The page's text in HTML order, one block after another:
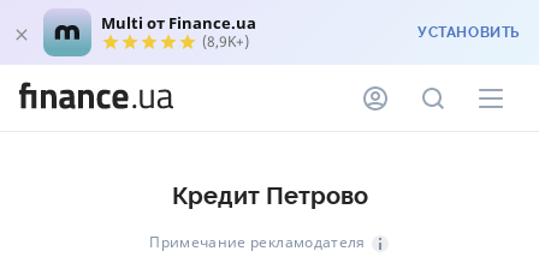
Multi от Finance.ua
(8,9K+) УСТАНОВИТЬ
Кредит Петрово
Примечание рекламодателя